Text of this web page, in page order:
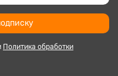
Политика обработки